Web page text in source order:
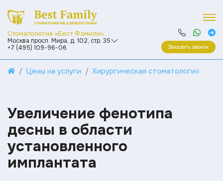
Стоматология «Бест Фэмили»
Москва просп. Мира, д. 102, стр. 35
+7 (495) 109-96-06
Заказать звонок
Цены на услуги Хирургическая стоматология
Увеличение фенотипа
десны в области
установленного
имплантата